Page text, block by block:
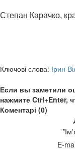
Степан Карачко,
Ключові слова: Ірин
Если вы заметили
нажмите Ctrl+Enter,
Коментарі (0)
*
E-